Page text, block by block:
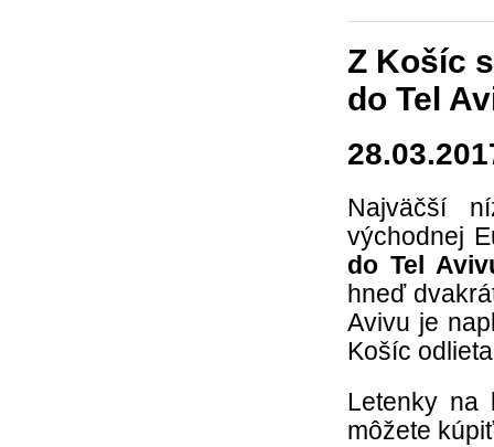
Z Košíc
do Tel
Najväčší
východnej
do Tel
hneď
Avivu je
Košíc
Letenky
môžete